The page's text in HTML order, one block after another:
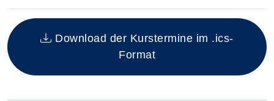
Insgesamt gibt es 1 Termine zum diesen Kurs
Download der Kurstermine im .ics-
Format